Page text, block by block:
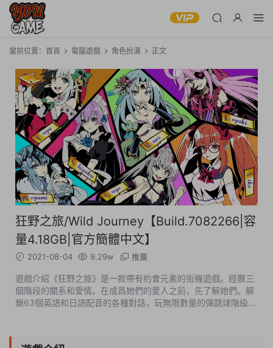
當前位置： 首頁 電腦遊戲 角色扮演 正文
狂野之旅/Wild Journey【Build.7082266|容
量4.18GB|官方簡體中文】
2021-08-04 9.29w 推廣
遊戲介紹《狂野之旅》是一款帶有約會元素的街機遊戲。經曆三
個階段的關系和愛情。在成爲她們的愛人之前，先了解她們。解
鎖63個英語和日語配音的各種對話，玩無限數量的彈跳球階級！